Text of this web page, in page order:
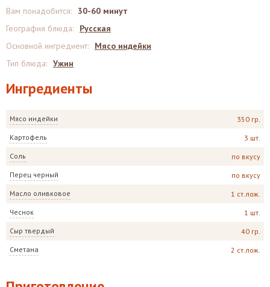
Ингредиенты
Мясо индейки 350 гр.
Картофель 3 шт.
Соль по вкусу
Перец черный по вкусу
Масло оливковое 1 ст.лож.
Чеснок 1 шт.
Сыр твердый 40 гр.
Сметана 2 ст.лож.
Вам понадобится:
30-60 минут
География блюда:
Русская
Основной ингредиент:
Мясо индейки
Тип блюда: Ужин